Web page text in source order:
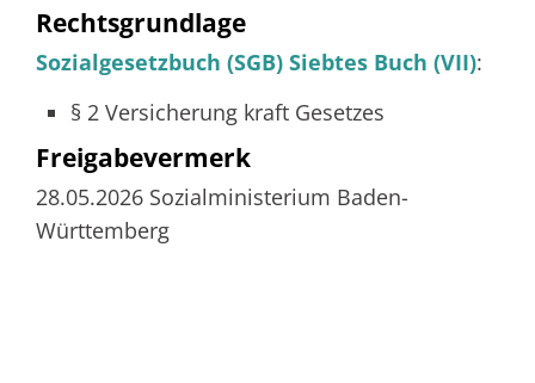
Rechtsgrundlage
Sozialgesetzbuch (SGB) Siebtes Buch (VII):
§ 2 Versicherung kraft Gesetzes
Freigabevermerk
28.05.2026 Sozialministerium Baden-
Württemberg